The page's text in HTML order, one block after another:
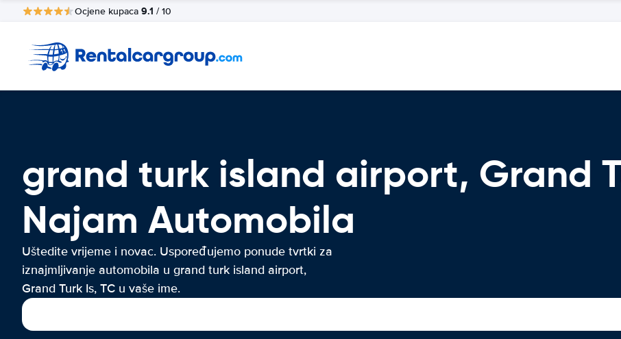
Ocjene kupaca 9.1 / 10
grand turk island airport, Grand
Najam Automobila
Uštedite vrijeme i novac. Uspoređujemo ponude tvrtki za
iznajmljivanje automobila u grand turk island airport,
Grand Turk Is, TC u vaše ime.